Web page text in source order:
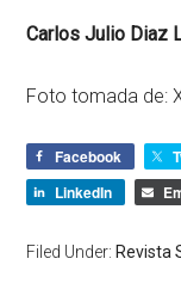
Carlos Julio Diaz
Foto tomada de:
Facebook
LinkedIn
Filed Under: Revista